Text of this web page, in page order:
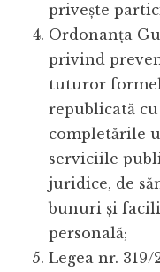
privește
Ordonanța
privind
tuturor
republicată
completările
serviciile
juridice, de
bunuri și
personală;
Legea nr.